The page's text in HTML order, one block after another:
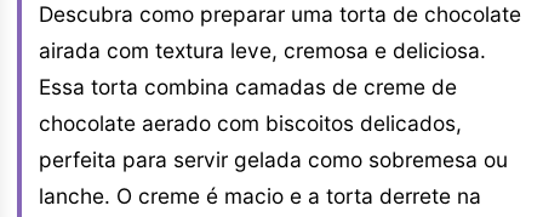
Descubra como preparar uma torta de chocolate
airada com textura leve, cremosa e deliciosa.
Essa torta combina camadas de creme de
chocolate aerado com biscoitos delicados,
perfeita para servir gelada como sobremesa ou
lanche. O creme é macio e a torta derrete na